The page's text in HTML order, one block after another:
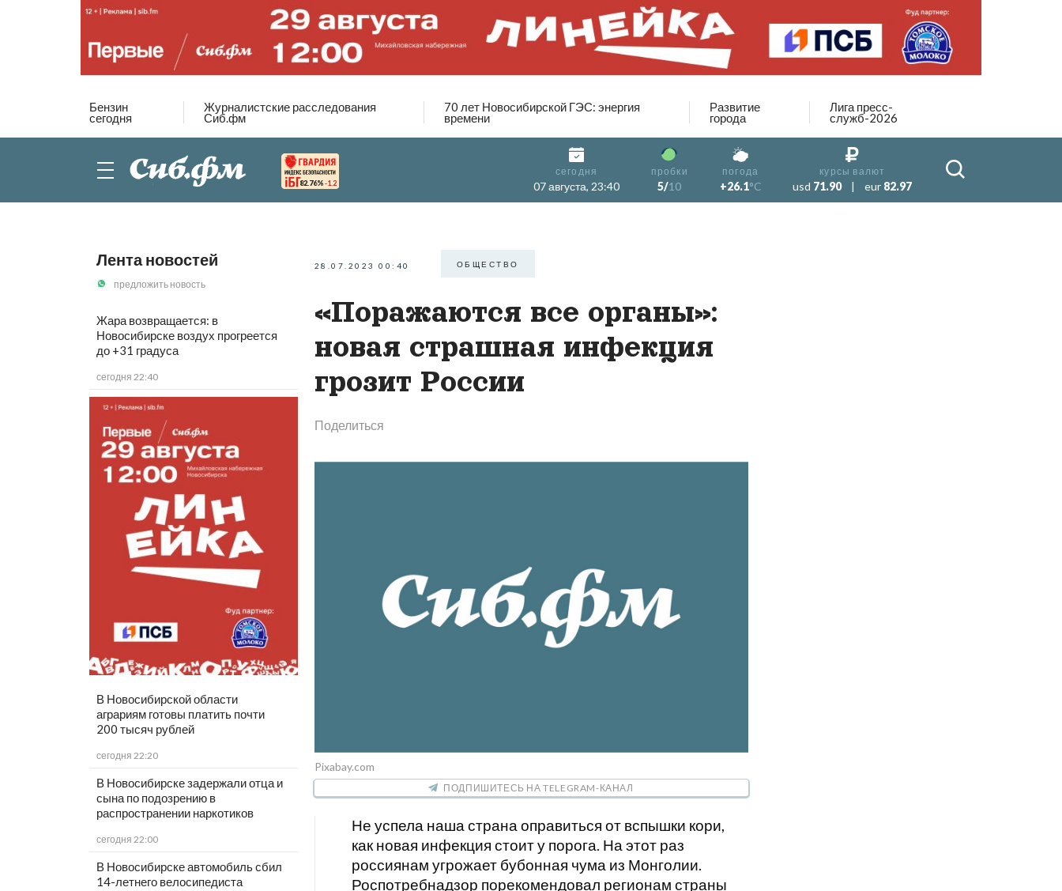
Бензин
сегодня
Журналистские расследования
Сиб.фм
70 лет Новосибирской ГЭС: энергия
времени
Развитие
города
Лига пресс-
служб-2026
82.76% -1.2
сегодня
07 августа, 23:40
пробки
5/10
погода
+26.1°C
курсы валют
usd 71.90 | eur 82.97
Лента новостей
предложить новость
Жара возвращается: в
Новосибирске воздух прогреется
до +31 градуса
сегодня 22:40
В Новосибирской области
аграриям готовы платить почти
200 тысяч рублей
сегодня 22:20
В Новосибирске задержали отца и
сына по подозрению в
распространении наркотиков
сегодня 22:00
В Новосибирске автомобиль сбил
14-летнего велосипедиста
28.07.2023 00:40 ОБЩЕСТВО
«Поражаются все органы»:
новая страшная инфекция
грозит России
Поделиться
Pixabay.com
ПОДПИШИТЕСЬ НА TELEGRAM-КАНАЛ
Не успела наша страна оправиться от вспышки кори,
как новая инфекция стоит у порога. На этот раз
россиянам угрожает бубонная чума из Монголии.
Роспотребнадзор порекомендовал регионам страны